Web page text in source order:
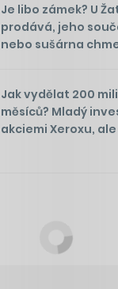
Je libo zámek? U
prodává, jeho
nebo sušárna
Jak vydělat 200
měsíců? Mladý
akciemi Xeroxu,